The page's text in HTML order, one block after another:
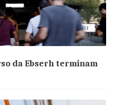
da Ebserh terminam